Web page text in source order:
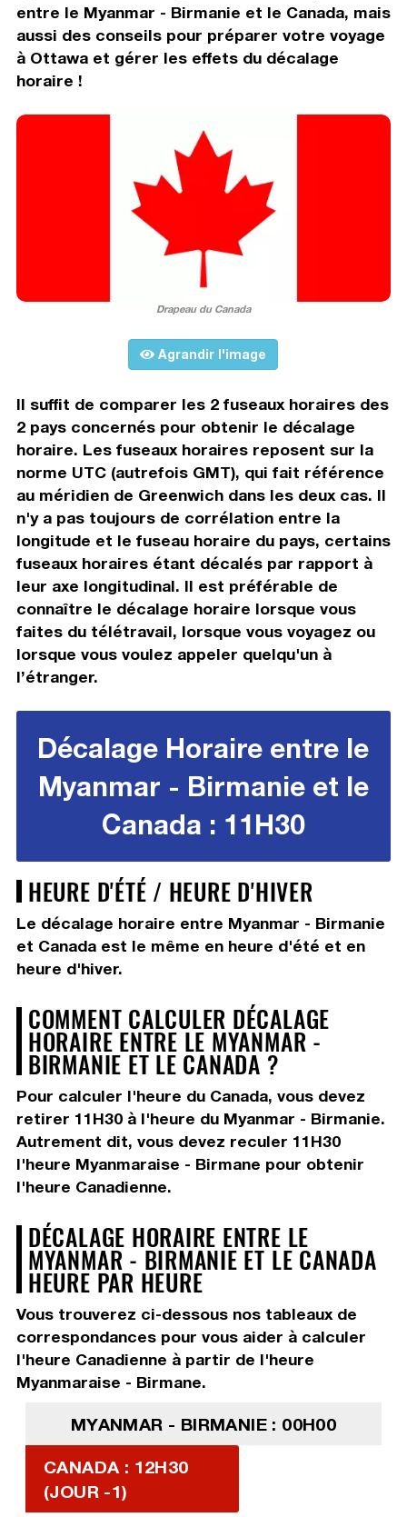
entre le Myanmar - Birmanie et le Canada, mais
aussi des conseils pour préparer votre voyage
à Ottawa et gérer les effets du décalage
horaire !
Drapeau du Canada
Agrandir l'image
Il suffit de comparer les 2 fuseaux horaires des
2 pays concernés pour obtenir le décalage
horaire. Les fuseaux horaires reposent sur la
norme UTC (autrefois GMT), qui fait référence
au méridien de Greenwich dans les deux cas. Il
n'y a pas toujours de corrélation entre la
longitude et le fuseau horaire du pays, certains
fuseaux horaires étant décalés par rapport à
leur axe longitudinal. Il est préférable de
connaître le décalage horaire lorsque vous
faites du télétravail, lorsque vous voyagez ou
lorsque vous voulez appeler quelqu'un à
l’étranger.
Décalage Horaire entre le
Myanmar - Birmanie et le
Canada : 11H30
HEURE D'ÉTÉ / HEURE D'HIVER
Le décalage horaire entre Myanmar - Birmanie
et Canada est le même en heure d'été et en
heure d'hiver.
COMMENT CALCULER DÉCALAGE
HORAIRE ENTRE LE MYANMAR -
BIRMANIE ET LE CANADA ?
Pour calculer l'heure du Canada, vous devez
retirer 11H30à l'heure du Myanmar - Birmanie.
Autrement dit, vous devez reculer 11H30
l'heure Myanmaraise - Birmane pour obtenir
l'heure Canadienne.
DÉCALAGE HORAIRE ENTRE LE
MYANMAR - BIRMANIE ET LE CANADA
HEURE PAR HEURE
Vous trouverez ci-dessous nos tableaux de
correspondances pour vous aider à calculer
l'heure Canadienne à partir de l'heure
Myanmaraise - Birmane.
MYANMAR - BIRMANIE : 00H00
CANADA : 12H30
(JOUR -1)